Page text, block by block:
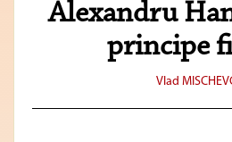
Alexandru
principe
Vlad